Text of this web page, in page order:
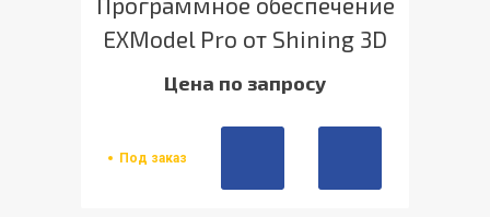
EXModel Pro от Shining 3D
Цена по запросу
Под заказ